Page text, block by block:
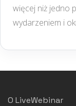
więcej niż jedno
wydarzeniem i
O LiveWebinar